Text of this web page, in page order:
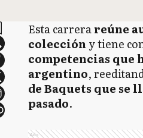
Esta carrerareúne
colección y tiene
competencias que
argentino,
de Baquets que
pasado.
Ads